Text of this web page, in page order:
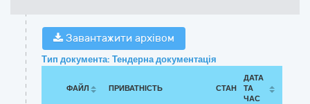
Завантажити архівом
Тип документа: Тендерна документація
ФАЙЛ ПРИВАТНІСТЬ СТАН
ДАТА
ТА
ЧАС